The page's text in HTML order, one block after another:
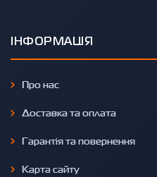
ІНФОРМАЦІЯ
Про нас
Доставка та оплата
Гарантія та повернення
Карта сайту